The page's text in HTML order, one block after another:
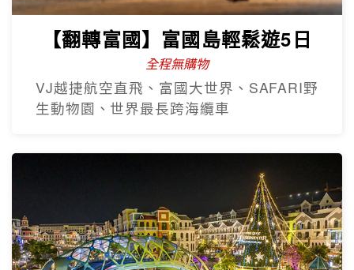
【翻轉富國】富國島輕鬆遊5日
全程無購物
VJ越捷航空直飛、富國大世界、SAFARI野
生動物園、世界最長跨海纜車